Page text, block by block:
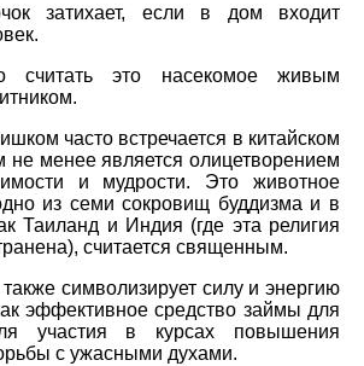
затихает, если в дом входит
считать это насекомое живым
часто встречается в китайском
не менее является олицетворением
и мудрости. Это животное
из семи сокровищ буддизма и в
Таиланд и Индия (где эта религия
считается священным.
символизирует силу и энергию
эффективное средство займы для
участия в курсах повышения
с ужасными духами.